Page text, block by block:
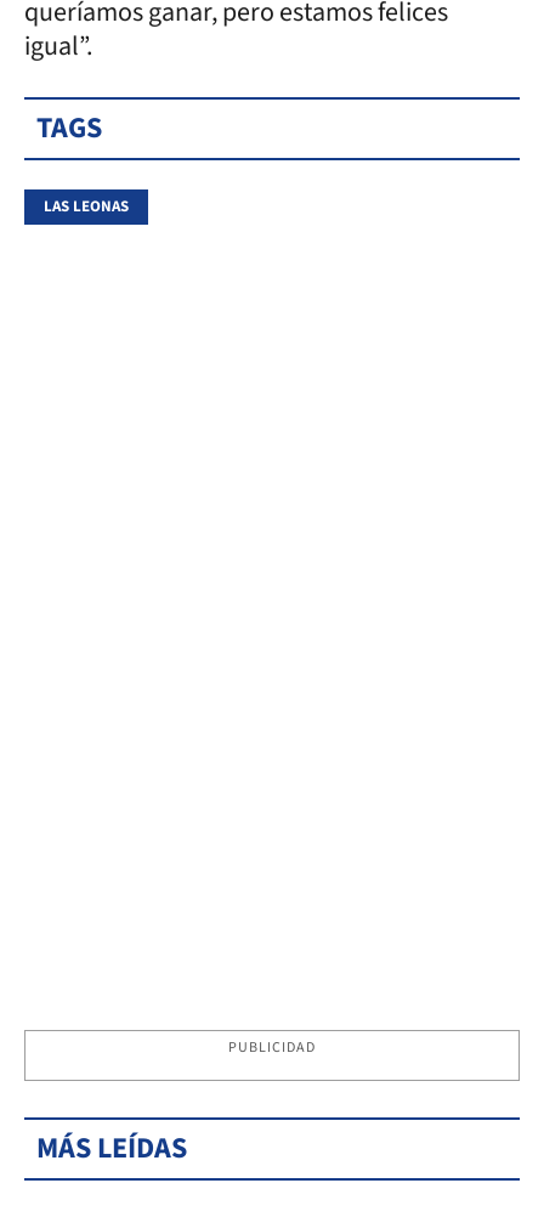
queríamos ganar, pero estamos felices
igual”.
TAGS
LAS LEONAS
PUBLICIDAD
MÁS LEÍDAS